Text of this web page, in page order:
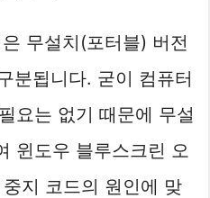
무설치(포터블) 버전
분됩니다. 굳이 컴퓨터
요는 없기 때문에 무설
윈도우 블루스크린 오
지 코드의 원인에 맞